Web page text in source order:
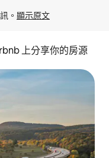
。 顯示原文
上分享你的房源